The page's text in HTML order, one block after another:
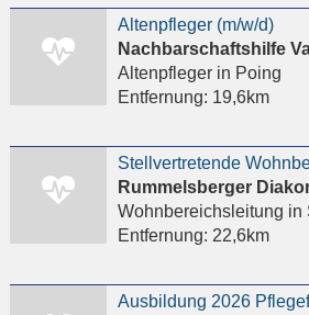
Altenpfleger (m/w/d)
Nachbarschaftshilfe
Altenpflegerin Poing
Entfernung: 19,6km
Stellvertretende
Rummelsberger
Wohnbereichsleitung in
Entfernung: 22,6km
Ausbildung 2026